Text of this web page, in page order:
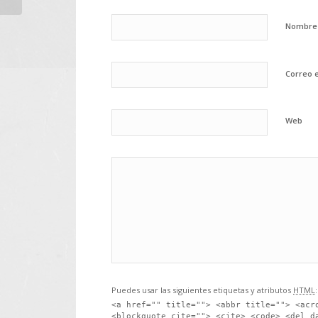
Nombre
Correo
Web
Puedes usar las siguientes etiquetas y atributos HTML:
<a href="" title=""> <abbr title="">